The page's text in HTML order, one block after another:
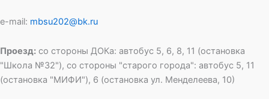
e-mail: mbsu202@bk.ru
Проезд: со стороны ДОКа: автобус 5, 6, 8, 11 (остановка
"Школа №32"), со стороны "старого города": автобус 5, 11
(остановка "МИФИ"), 6 (остановка ул. Менделеева, 10)